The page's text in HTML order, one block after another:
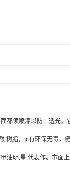
都须喷漆以防止透光。
.树脂，ju有环保无毒，
油明.星.代表作。市面